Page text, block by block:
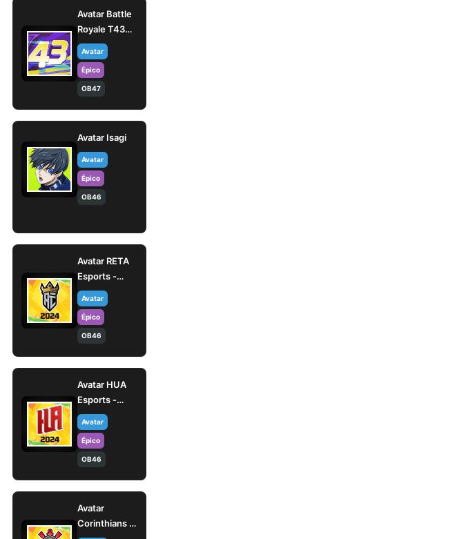
Avatar Battle
Royale T43
(Mestre)
Avatar
Épico
OB47
Avatar Isagi
Avatar
Épico
OB46
Avatar RETA
Esports -
FFWS 2024
Avatar
Épico
OB46
Avatar HUA
Esports -
FFWS 2024
Avatar
Épico
OB46
Avatar
Corinthians -